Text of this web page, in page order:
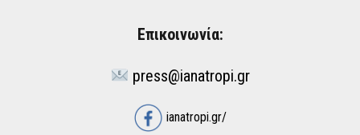
Επικοινωνία:
press@ianatropi.gr
ianatropi.gr/